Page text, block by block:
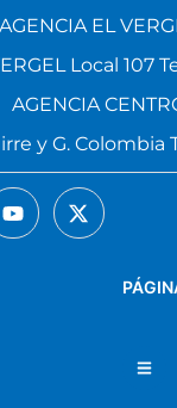
AGENCIA EL
Local 107
AGENCIA
y G. Colombia